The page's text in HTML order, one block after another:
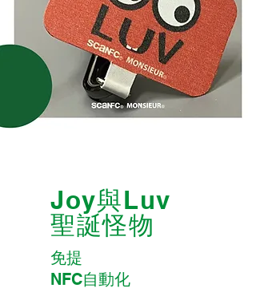
Joy與Luv
聖誕怪物
免提
NFC自動化